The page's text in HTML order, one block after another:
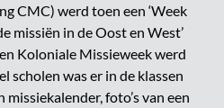
CMC) werd toen een ‘Week
missiën in de Oost en West’
Koloniale Missieweek werd
scholen was er in de klassen
foto’s van een